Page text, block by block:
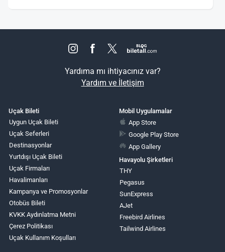
Yardıma mı ihtiyacınız var?
Yardım ve İletişim
Uçak Bileti
Uygun Uçak Bileti
Uçak Seferleri
Destinasyonlar
Yurtdışı Uçak Bileti
Uçak Firmaları
Havalimanları
Kampanya ve Promosyonlar
Otobüs Bileti
KVKK Aydınlatma Metni
Çerez Politikası
Uçak Kullanım Koşulları
Mobil Uygulamalar
App Store
Google Play Store
App Gallery
Havayolu Şirketleri
THY
Pegasus
SunExpress
AJet
Freebird Airlines
Tailwind Airlines